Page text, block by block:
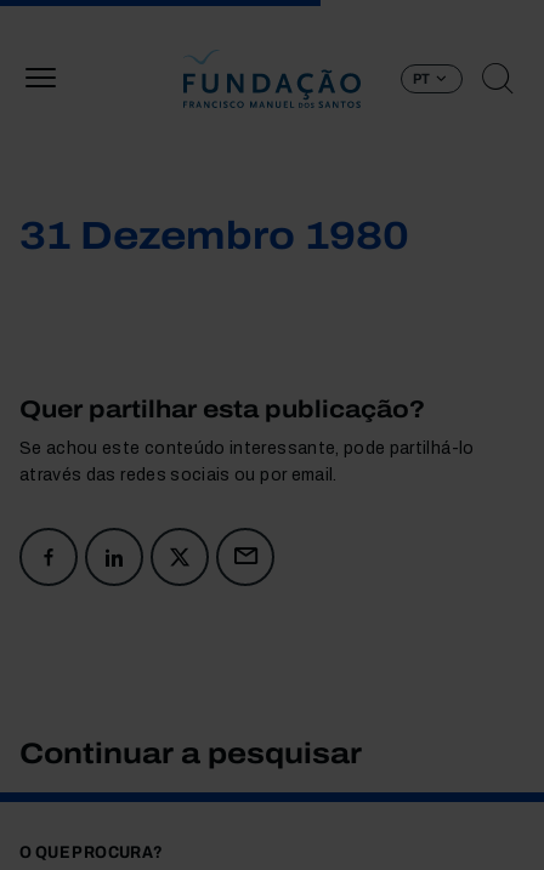
PT
31 Dezembro 1980
Quer partilhar esta publicação?
Se achou este conteúdo interessante, pode partilhá-lo
através das redes sociais ou por email.
Continuar a pesquisar
O QUE PROCURA?